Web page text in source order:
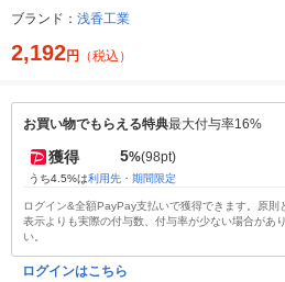
ブランド： 浅香工業
2,192円 （税込）
お買い物でもらえる特典最大付与率16%
獲得 5%(98pt)
うち4.5%は利用先・期間限定
ログイン&全額PayPay支払いで獲得できます。原則
表示よりも実際の付与数、付与率が少ない場合があ
い。
ログインはこちら